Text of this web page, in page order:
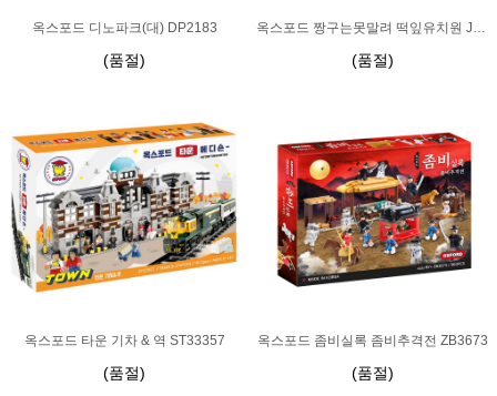
옥스포드 디노파크(대) DP2183
(품절)
옥스포드 짱구는못말려 떡잎유치원 JG3623
(품절)
옥스포드 타운 기차 & 역 ST33357
(품절)
옥스포드 좀비실록 좀비추격전 ZB3673
(품절)